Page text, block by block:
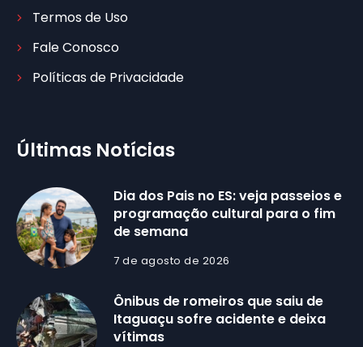
Termos de Uso
Fale Conosco
Políticas de Privacidade
Últimas Notícias
Dia dos Pais no ES: veja passeios e
programação cultural para o fim
de semana
7 de agosto de 2026
Ônibus de romeiros que saiu de
Itaguaçu sofre acidente e deixa
vítimas